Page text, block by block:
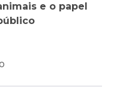
e o papel